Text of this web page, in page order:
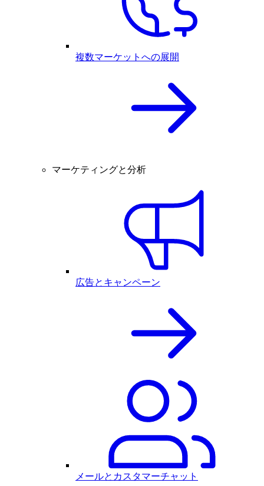
複数マーケットへの展開
マーケティングと分析
広告とキャンペーン
メールとカスタマーチャット